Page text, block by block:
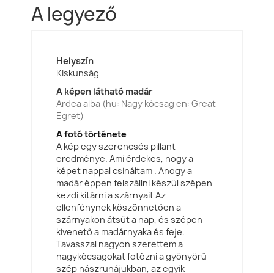
A legyező
Helyszín
Kiskunság
A képen látható madár
Ardea alba (hu: Nagy kócsag en: Great
Egret)
A fotó története
A kép egy szerencsés pillant
eredménye. Ami érdekes, hogy a
képet nappal csináltam . Ahogy a
madár éppen felszállni készül szépen
kezdi kitárni a szárnyait Az
ellenfénynek köszönhetően a
szárnyakon átsüt a nap, és szépen
kivehető a madárnyaka és feje.
Tavasszal nagyon szerettem a
nagykócsagokat fotózni a gyönyörű
szép nászruhájukban, az egyik